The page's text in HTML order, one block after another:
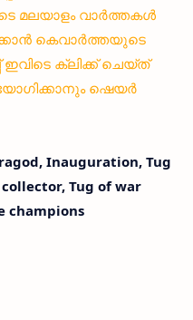
മലയാളം വാർത്തകൾ
കെവാർത്തയുടെ
ക്ലിക്ക് ചെയ്ത്
ഷെയർ
Inauguration, Tug
Tug of war
champions